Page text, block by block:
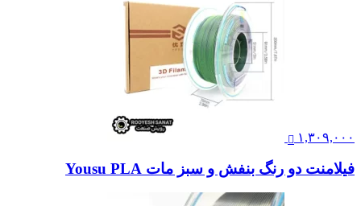
۱,۳۰۹,۰۰۰
فیلامنت دو رنگ بنفش و سبز مات Yousu PLA